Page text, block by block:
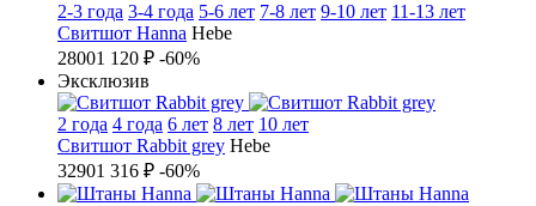
2-3 года 3-4 года 5-6 лет 7-8 лет 9-10 лет 11-13 лет
Свитшот Hanna Hebe
28001 120 ₽ -60%
Эксклюзив
2 года 4 года 6 лет 8 лет 10 лет
Свитшот Rabbit grey Hebe
32901 316 ₽ -60%